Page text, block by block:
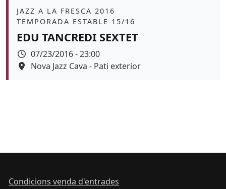
Àmbit
JAZZ A LA FRESCA 2016
TEMPORADA ESTABLE 15/16
EDU TANCREDI SEXTET
Data
07/23/2016 - 23:00
Espai
Nova Jazz Cava - Pati exterior
Condicions venda d'entrades